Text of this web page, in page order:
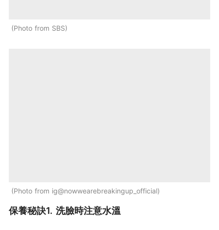
Photo from SBS
Photo from ig@nowwearebreakingup_official
保養秘訣1. 洗臉時注意水溫